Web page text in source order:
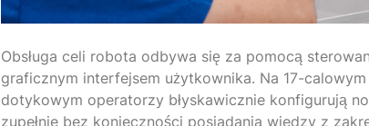
Obsługa celi robota odbywa się za pomocą
graficznym interfejsem użytkownika. Na 17-
dotykowym operatorzy błyskawicznie konfigurują
zupełnie bez konieczności posiadania wiedzy z